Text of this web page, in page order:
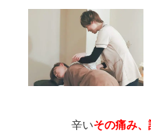
辛いその痛み